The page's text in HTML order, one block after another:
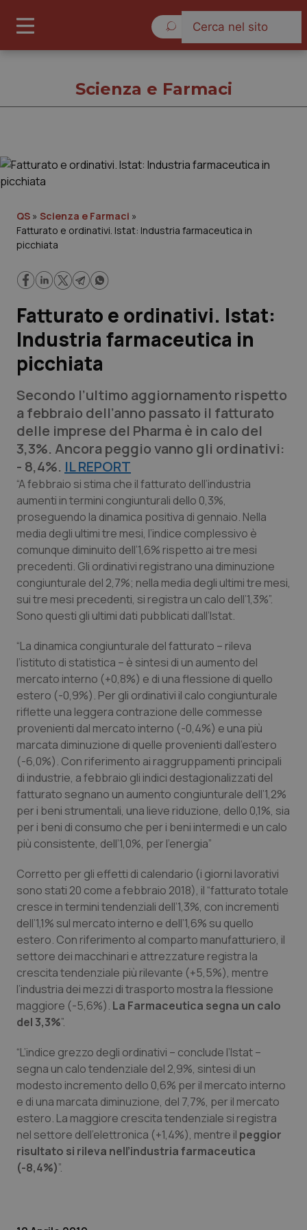
Governo e Parlamento
Regioni e Asl
Lavoro e Professioni
Scienza e Farmaci
Studi e Analisi
Lettere al direttore
Edizioni Regionali
QS Pro
Professionisti Sanitari.AI
Abruzzo
Basilicata
Calabria
Campania
Emilia-Romagna
Friuli Venezia Giulia
Lazio
Liguria
Lombardia
Marche
Molise
Piemonte
Provincia Autonoma di Bolzano
Provincia Autonoma di Trento
Puglia
Sardegna
Sicilia
Toscana
QS Pro Gold
Artrite & artrosi
Asma & BPCO
Car-T
Colesterolo & coronaropatie
Dermatite Atopica
Diabete & glucometri
Disturbi dell’umore
Dolore
Donna & Salute
Epatiti
HIV
Infezioni & Febbre
Ipertensione & Scompenso
Malattie rare
Malattia di Crohn & Rettocolite Ulcerosa
Neuroscienze & patologie neurodegenerative
Obesità
QS Club Newsletter
Scienza e Farmaci
QS » Scienza e Farmaci »
Fatturato e ordinativi. Istat: Industria farmaceutica in
picchiata
Fatturato e ordinativi. Istat:
Industria farmaceutica in
picchiata
Secondo l’ultimo aggiornamento rispetto
a febbraio dell’anno passato il fatturato
delle imprese del Pharma è in calo del
3,3%. Ancora peggio vanno gli ordinativi:
- 8,4%. IL REPORT
“A febbraio si stima che il fatturato dell’industria
aumenti in termini congiunturali dello 0,3%,
proseguendo la dinamica positiva di gennaio. Nella
media degli ultimi tre mesi, l’indice complessivo è
comunque diminuito dell’1,6% rispetto ai tre mesi
precedenti. Gli ordinativi registrano una diminuzione
congiunturale del 2,7%; nella media degli ultimi tre mesi,
sui tre mesi precedenti, si registra un calo dell’1,3%”.
Sono questi gli ultimi dati pubblicati dall’Istat.
“La dinamica congiunturale del fatturato – rileva
l’istituto di statistica – è sintesi di un aumento del
mercato interno (+0,8%) e di una flessione di quello
estero (-0,9%). Per gli ordinativi il calo congiunturale
riflette una leggera contrazione delle commesse
provenienti dal mercato interno (-0,4%) e una più
marcata diminuzione di quelle provenienti dall’estero
(-6,0%). Con riferimento ai raggruppamenti principali
di industrie, a febbraio gli indici destagionalizzati del
fatturato segnano un aumento congiunturale dell’1,2%
per i beni strumentali, una lieve riduzione, dello 0,1%, sia
per i beni di consumo che per i beni intermedi e un calo
più consistente, dell’1,0%, per l’energia”
Corretto per gli effetti di calendario (i giorni lavorativi
sono stati 20 come a febbraio 2018), il “fatturato totale
cresce in termini tendenziali dell’1,3%, con incrementi
dell’1,1% sul mercato interno e dell’1,6% su quello
estero. Con riferimento al comparto manufatturiero, il
settore dei macchinari e attrezzature registra la
crescita tendenziale più rilevante (+5,5%), mentre
l’industria dei mezzi di trasporto mostra la flessione
maggiore (-5,6%). La Farmaceutica segna un calo
del 3,3%”.
“L’indice grezzo degli ordinativi – conclude l’Istat –
segna un calo tendenziale del 2,9%, sintesi di un
modesto incremento dello 0,6% per il mercato interno
e di una marcata diminuzione, del 7,7%, per il mercato
estero. La maggiore crescita tendenziale si registra
nel settore dell’elettronica (+1,4%), mentre il peggior
risultato si rileva nell’industria farmaceutica
(-8,4%)”.